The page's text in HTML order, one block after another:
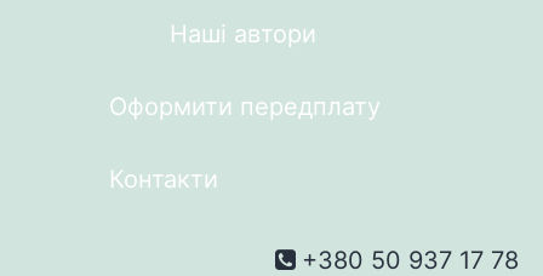
Наші автори
Оформити передплату
Контакти
+380 50 937 17 78